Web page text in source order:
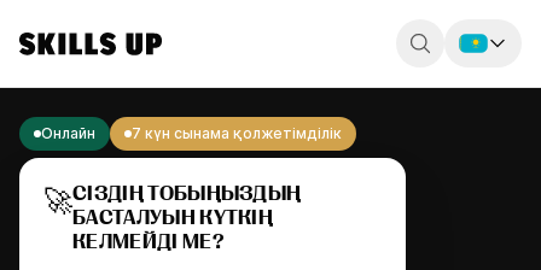
Беларусь
Онлайн 7 күн сынама қолжетімділік
🚀СІЗДІҢ ТОБЫҢЫЗДЫҢ
БАСТАЛУЫН КҮТКІҢ
КЕЛМЕЙДІ МЕ?